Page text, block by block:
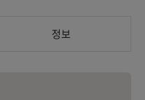
정보